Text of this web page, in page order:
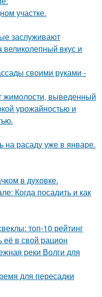
участке.
заслуживают
вкус и
своими руками -
жимолости, выведенный
урожайностью и
на расаду уже в январе.
в духовке.
Когда посадить и как
топ-10 рейтинг
её в свой рацион
реки Волги для
для пересадки